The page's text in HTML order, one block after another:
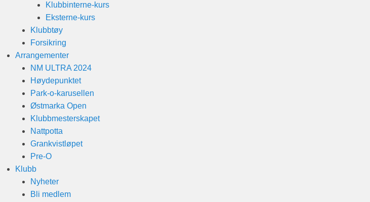
Klubbinterne-kurs
Eksterne-kurs
Klubbtøy
Forsikring
Arrangementer
NM ULTRA 2024
Høydepunktet
Park-o-karusellen
Østmarka Open
Klubbmesterskapet
Nattpotta
Grankvistløpet
Pre-O
Klubb
Nyheter
Bli medlem